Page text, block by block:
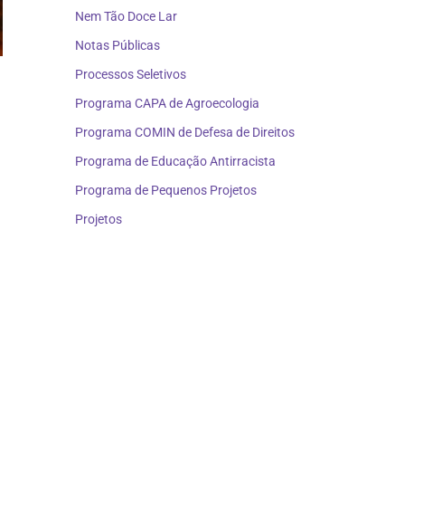
Nem Tão Doce Lar
Notas Públicas
Processos Seletivos
Programa CAPA de Agroecologia
Programa COMIN de Defesa de Direitos
Programa de Educação Antirracista
Programa de Pequenos Projetos
Projetos